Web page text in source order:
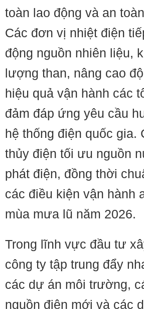
toàn lao động và an
Các đơn vị nhiệt điện
động nguồn nhiên liệu,
lượng than, nâng cao
hiệu quả vận hành các
đảm đáp ứng yêu cầu
hệ thống điện quốc gia.
thủy điện tối ưu nguồn
phát điện, đồng thời
các điều kiện vận hành
mùa mưa lũ năm 2026.
Trong lĩnh vực đầu tư
công ty tập trung đẩy
các dự án môi trường,
nguồn điện mới và các